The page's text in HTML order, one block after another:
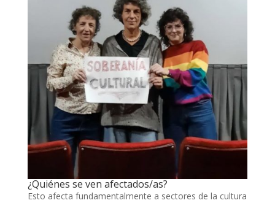
¿Quiénes se ven afectados/as?
Esto afecta fundamentalmente a sectores de la cultura